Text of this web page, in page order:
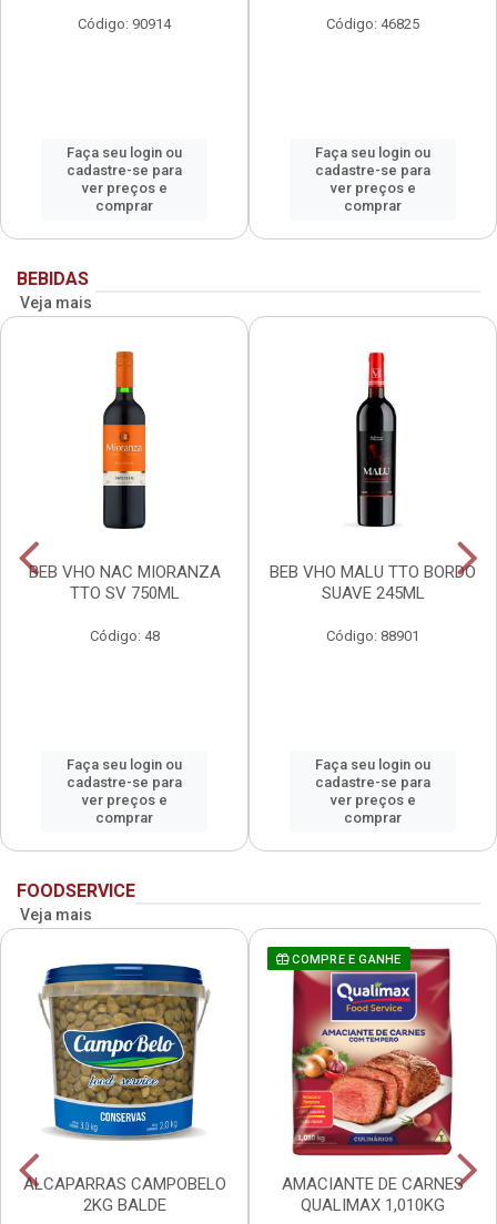
Código: 90914
Faça seu login ou
cadastre-se para
ver preços e
comprar
Código: 46825
Faça seu login ou
cadastre-se para
ver preços e
comprar
BEBIDAS
Veja mais
BEB VHO NAC MIORANZA
TTO SV 750ML
Código: 48
Faça seu login ou
cadastre-se para
ver preços e
comprar
BEB VHO MALU TTO BORDO
SUAVE 245ML
Código: 88901
Faça seu login ou
cadastre-se para
ver preços e
comprar
FOODSERVICE
Veja mais
ALCAPARRAS CAMPOBELO
2KG BALDE
COMPRE E GANHE
AMACIANTE DE CARNES
QUALIMAX 1,010KG